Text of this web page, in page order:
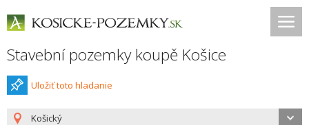
Stavební pozemky koupě Košice
Uložiť toto hladanie
Košický